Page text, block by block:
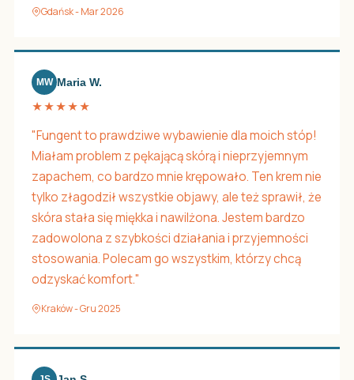
Gdańsk - Mar 2026
MW Maria W.
★★★★★
"Fungent to prawdziwe wybawienie dla moich stóp!
Miałam problem z pękającą skórą i nieprzyjemnym
zapachem, co bardzo mnie krępowało. Ten krem nie
tylko złagodził wszystkie objawy, ale też sprawił, że
skóra stała się miękka i nawilżona. Jestem bardzo
zadowolona z szybkości działania i przyjemności
stosowania. Polecam go wszystkim, którzy chcą
odzyskać komfort."
Kraków - Gru 2025